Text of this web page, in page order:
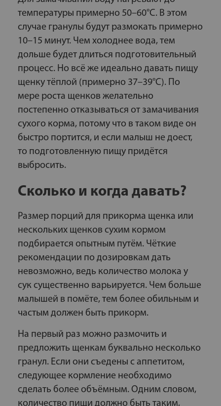
температуры примерно 50–60°C. В этом
случае гранулы будут размокать примерно
10–15 минут. Чем холоднее вода, тем
дольше будет длиться подготовительный
процесс. Но всё же идеально давать пищу
щенку тёплой (примерно 37–39°C). По
мере роста щенков желательно
постепенно отказываться от замачивания
сухого корма, потому что в таком виде он
быстро портится, и если малыш не доест,
то подготовленную пищу придётся
выбросить.
Сколько и когда давать?
Размер порций для прикорма щенка или
нескольких щенков сухим кормом
подбирается опытным путём. Чёткие
рекомендации по дозировкам дать
невозможно, ведь количество молока у
сук существенно варьируется. Чем больше
малышей в помёте, тем более обильным и
частым должен быть прикорм.
На первый раз можно размочить и
предложить щенкам буквально несколько
гранул. Если они съедены с аппетитом,
следующее кормление необходимо
сделать более объёмным. Одним словом,
количество пищи должно быть таким,